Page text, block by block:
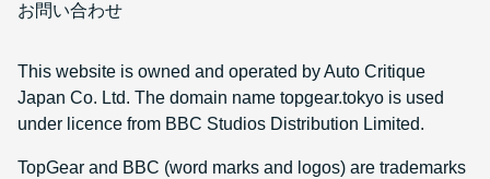
お問い合わせ
This website is owned and operated by Auto Critique
Japan Co. Ltd. The domain name topgear.tokyo is used
under licence from BBC Studios Distribution Limited.
TopGear and BBC (word marks and logos) are trademarks